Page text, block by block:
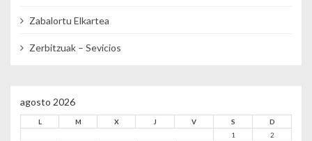
Zabalortu Elkartea
Zerbitzuak – Sevicios
agosto 2026
L M X J V S
D
1
2